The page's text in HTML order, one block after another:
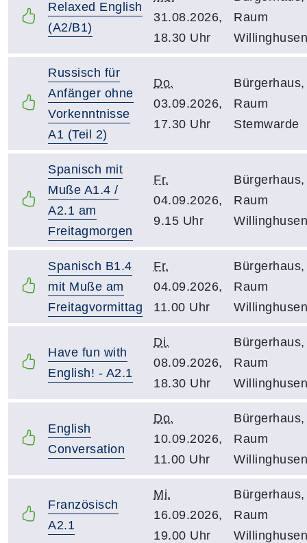
Relaxed English
(A2/B1)
31.08.2026,
18.30 Uhr
Raum
Willinghusen
Russisch für
Anfänger ohne
Vorkenntnisse
A1 (Teil 2)
Do.
03.09.2026,
17.30 Uhr
Bürgerhaus,
Raum
Stemwarde
Spanisch mit
Muße A1.4 /
A2.1 am
Freitagmorgen
Fr.
04.09.2026,
9.15 Uhr
Bürgerhaus,
Raum
Willinghusen
Spanisch B1.4
mit Muße am
Freitagvormittag
Fr.
04.09.2026,
11.00 Uhr
Bürgerhaus,
Raum
Willinghusen
Have fun with
English! - A2.1
Di.
08.09.2026,
18.30 Uhr
Bürgerhaus,
Raum
Willinghusen
English
Conversation
Do.
10.09.2026,
11.00 Uhr
Bürgerhaus,
Raum
Willinghusen
Französisch
A2.1
Mi.
16.09.2026,
19.00 Uhr
Bürgerhaus,
Raum
Willinghusen